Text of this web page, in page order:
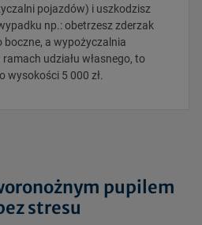
pojazdów) i uszkodzisz
np.: obetrzesz zderzak
a wypożyczalnia
udziału własnego, to
wysokości 5 000 zł.
pupilem
stresu